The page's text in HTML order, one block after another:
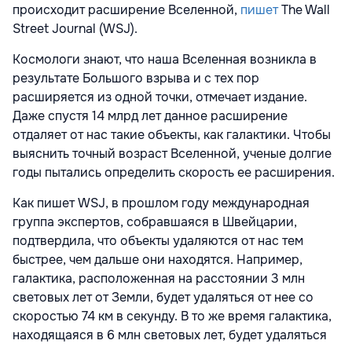
происходит расширение Вселенной, пишетThe Wall
Street Journal (WSJ).
Космологи знают, что наша Вселенная возникла в
результате Большого взрыва и с тех пор
расширяется из одной точки, отмечает издание.
Даже спустя 14 млрд лет данное расширение
отдаляет от нас такие объекты, как галактики. Чтобы
выяснить точный возраст Вселенной, ученые долгие
годы пытались определить скорость ее расширения.
Как пишет WSJ, в прошлом году международная
группа экспертов, собравшаяся в Швейцарии,
подтвердила, что объекты удаляются от нас тем
быстрее, чем дальше они находятся. Например,
галактика, расположенная на расстоянии 3 млн
световых лет от Земли, будет удаляться от нее со
скоростью 74 км в секунду. В то же время галактика,
находящаяся в 6 млн световых лет, будет удаляться